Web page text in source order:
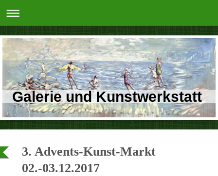
Galerie und Kunstwerkstatt
3. Advents-Kunst-Markt
02.-03.12.2017